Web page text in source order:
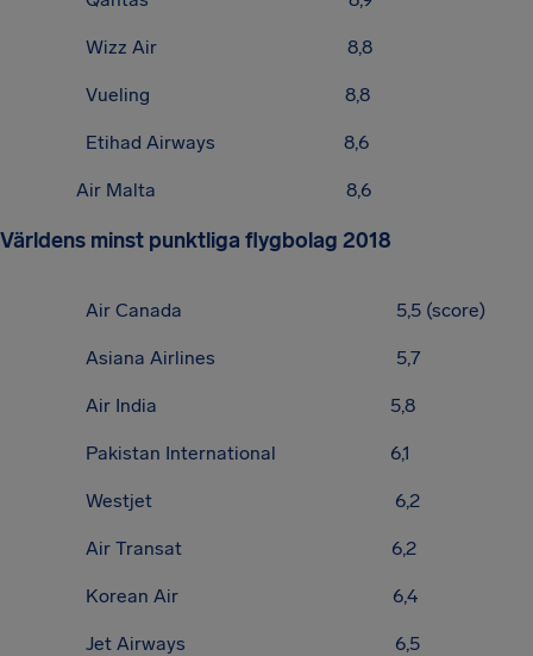
Wizz Air 8,8
Vueling 8,8
Etihad Airways 8,6
Air Malta 8,6
Världens minst punktliga flygbolag 2018
Air Canada 5,5 (score)
Asiana Airlines 5,7
Air India 5,8
Pakistan International 6,1
Westjet 6,2
Air Transat 6,2
Korean Air 6,4
Jet Airways 6,5